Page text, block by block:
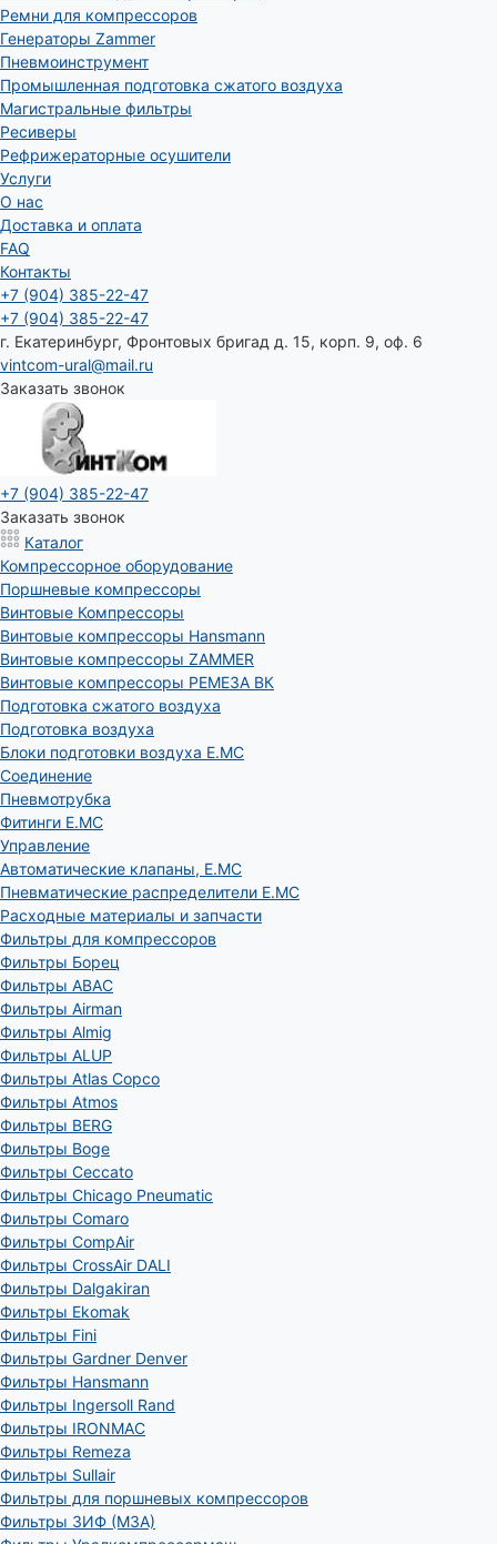
Ремни для компрессоров
Генераторы Zammer
Пневмоинструмент
Промышленная подготовка сжатого воздуха
Магистральные фильтры
Ресиверы
Рефрижераторные осушители
Услуги
О нас
Доставка и оплата
FAQ
Контакты
+7 (904) 385-22-47
+7 (904) 385-22-47
г. Екатеринбург, Фронтовых бригад д. 15, корп. 9, оф. 6
vintcom-ural@mail.ru
Заказать звонок
+7 (904) 385-22-47
Заказать звонок
Каталог
Компрессорное оборудование
Поршневые компрессоры
Винтовые Компрессоры
Винтовые компрессоры Hansmann
Винтовые компрессоры ZAMMER
Винтовые компрессоры РЕМЕЗА ВК
Подготовка сжатого воздуха
Подготовка воздуха
Блоки подготовки воздуха E.MC
Соединение
Пневмотрубка
Фитинги E.MC
Управление
Автоматические клапаны, Е.МС
Пневматические распределители E.MC
Расходные материалы и запчасти
Фильтры для компрессоров
Фильтры Борец
Фильтры ABAC
Фильтры Airman
Фильтры Almig
Фильтры ALUP
Фильтры Atlas Copco
Фильтры Atmos
Фильтры BERG
Фильтры Boge
Фильтры Ceccato
Фильтры Chicago Pneumatic
Фильтры Comaro
Фильтры CompAir
Фильтры CrossAir DALI
Фильтры Dalgakiran
Фильтры Ekomak
Фильтры Fini
Фильтры Gardner Denver
Фильтры Hansmann
Фильтры Ingersoll Rand
Фильтры IRONMAC
Фильтры Remeza
Фильтры Sullair
Фильтры для поршневых компрессоров
Фильтры ЗИФ (МЗА)